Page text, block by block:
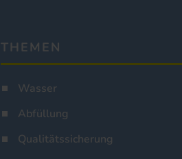
THEMEN
Wasser
Abfüllung
Qualitätssicherung